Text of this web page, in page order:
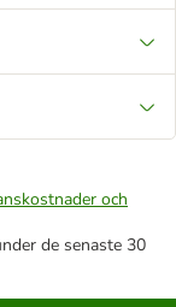
och
de senaste 30